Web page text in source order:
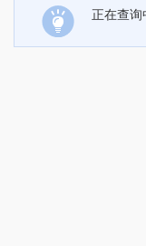
正在查询